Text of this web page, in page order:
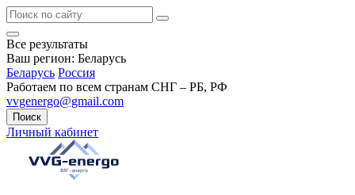
Все результаты
Ваш регион: Беларусь
Беларусь Россия
Работаем по всем странам СНГ – РБ, РФ
vvgenergo@gmail.com
Поиск
Личный кабинет